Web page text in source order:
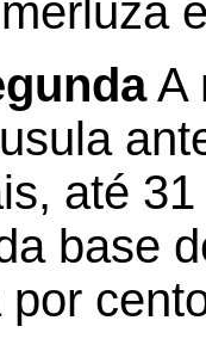
A
até
base